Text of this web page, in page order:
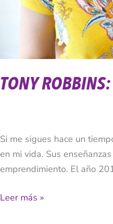
TONY
Si me sigues hace un
en mi vida. Sus
emprendimiento. El año
Leer más »